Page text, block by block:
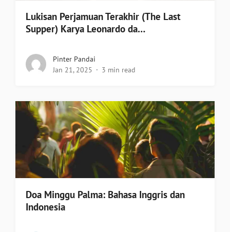
Lukisan Perjamuan Terakhir (The Last
Supper) Karya Leonardo da…
Pinter Pandai
Jan 21, 2025
3 min read
Doa Minggu Palma: Bahasa Inggris dan
Indonesia